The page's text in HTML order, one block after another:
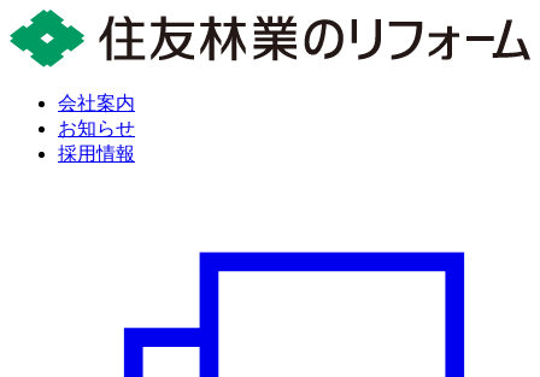
会社案内
お知らせ
採用情報